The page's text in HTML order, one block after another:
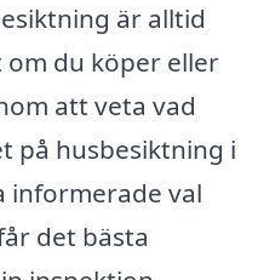
är alltid
du köper eller
att veta vad
på husbesiktning i
informerade val
det bästa